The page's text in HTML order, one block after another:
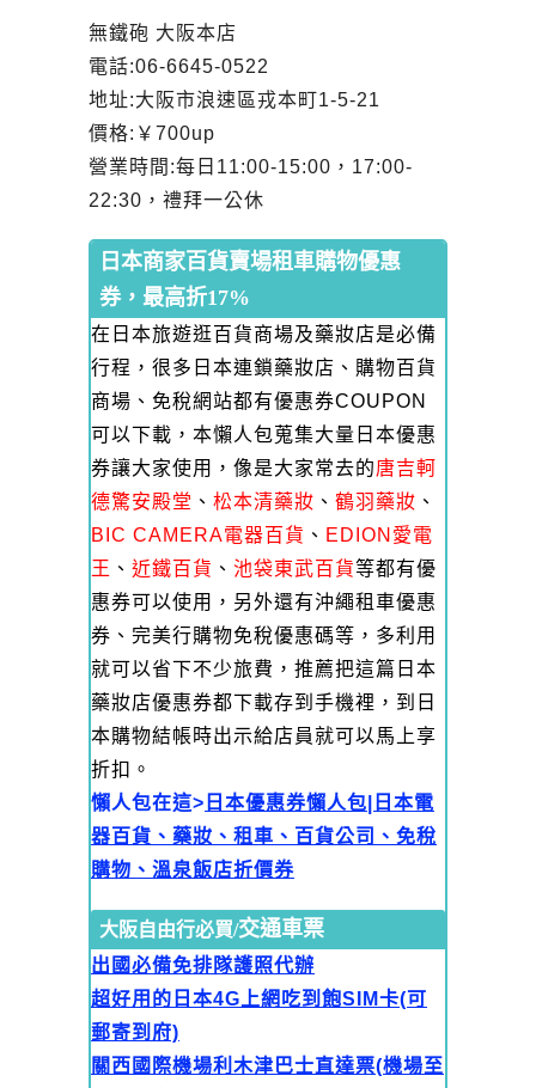
無鐵砲 大阪本店
電話:06-6645-0522
地址:大阪市浪速區戎本町1-5-21
價格: ￥ 700up
營業時間:每日11:00-15:00，17:00-
22:30，禮拜一公休
日本商家百貨賣場租車購物優惠
券，最高折17%
在日本旅遊逛百貨商場及藥妝店是必備
行程，很多日本連鎖藥妝店、購物百貨
商場、免稅網站都有優惠券COUPON
可以下載，本懶人包蒐集大量日本優惠
券讓大家使用，像是大家常去的唐吉軻
德驚安殿堂 、 松本清藥妝 、 鶴羽藥妝 、
BIC CAMERA電器百貨 、 EDION愛電
王 、 近鐵百貨 、 池袋東武百貨等都有優
惠券可以使用，另外還有沖繩租車優惠
券、完美行購物免稅優惠碼等，多利用
就可以省下不少旅費，推薦把這篇日本
藥妝店優惠券都下載存到手機裡，到日
本購物結帳時出示給店員就可以馬上享
折扣。
懶人包在這> 日本優惠券懶人包|日本電
器百貨、藥妝、租車、百貨公司、免稅
購物、溫泉飯店折價券
大阪自由行必買/交通車票
出國必備免排隊護照代辦
超好用的日本4G上網吃到飽SIM卡(可
郵寄到府)
關西國際機場利木津巴士直達票(機場至